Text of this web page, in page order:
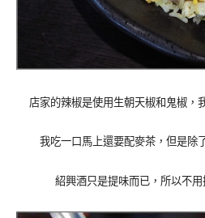
店家的辣椒是使用生朝天椒和鬼椒，
我吃一口馬上還要配麥茶，但是除
紹興酒只是提味而已，所以不用